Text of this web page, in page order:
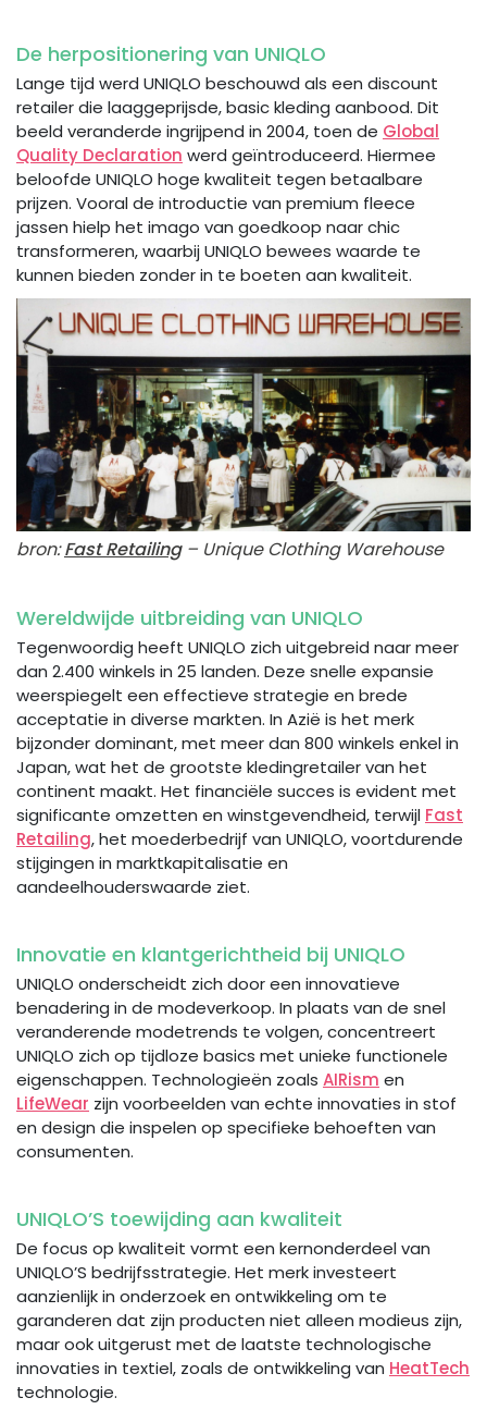
De herpositionering van UNIQLO
Lange tijd werd UNIQLO beschouwd als een discount
retailer die laaggeprijsde, basic kleding aanbood. Dit
beeld veranderde ingrijpend in 2004, toen de Global
Quality Declaration werd geïntroduceerd. Hiermee
beloofde UNIQLO hoge kwaliteit tegen betaalbare
prijzen. Vooral de introductie van premium fleece
jassen hielp het imago van goedkoop naar chic
transformeren, waarbij UNIQLO bewees waarde te
kunnen bieden zonder in te boeten aan kwaliteit.
bron:Fast Retailing– Unique Clothing Warehouse
Wereldwijde uitbreiding van UNIQLO
Tegenwoordig heeft UNIQLO zich uitgebreid naar meer
dan 2.400 winkels in 25 landen. Deze snelle expansie
weerspiegelt een effectieve strategie en brede
acceptatie in diverse markten. In Azië is het merk
bijzonder dominant, met meer dan 800 winkels enkel in
Japan, wat het de grootste kledingretailer van het
continent maakt. Het financiële succes is evident met
significante omzetten en winstgevendheid, terwijl Fast
Retailing, het moederbedrijf van UNIQLO, voortdurende
stijgingen in marktkapitalisatie en
aandeelhouderswaarde ziet.
Innovatie en klantgerichtheid bij UNIQLO
UNIQLO onderscheidt zich door een innovatieve
benadering in de modeverkoop. In plaats van de snel
veranderende modetrends te volgen, concentreert
UNIQLO zich op tijdloze basics met unieke functionele
eigenschappen. Technologieën zoals AIRism en
LifeWear zijn voorbeelden van echte innovaties in stof
en design die inspelen op specifieke behoeften van
consumenten.
UNIQLO’S toewijding aan kwaliteit
De focus op kwaliteit vormt een kernonderdeel van
UNIQLO’S bedrijfsstrategie. Het merk investeert
aanzienlijk in onderzoek en ontwikkeling om te
garanderen dat zijn producten niet alleen modieus zijn,
maar ook uitgerust met de laatste technologische
innovaties in textiel, zoals de ontwikkeling van HeatTech
technologie.